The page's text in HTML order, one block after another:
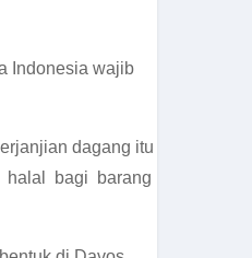
Indonesia wajib
dagang itu
halal bagi barang